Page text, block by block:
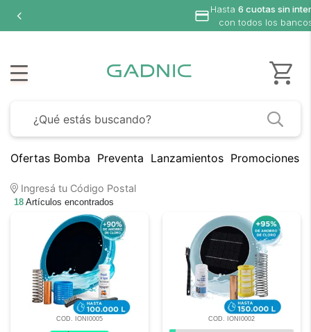
con todos los bancos
Ofertas Bomba Preventa Lanzamientos Promociones
Ingresá tu Código Postal
18 Artículos encontrados
COD. IONI0005 COD. IONI0002